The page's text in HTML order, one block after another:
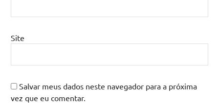
Site
Salvar meus dados neste navegador para a próxima
vez que eu comentar.